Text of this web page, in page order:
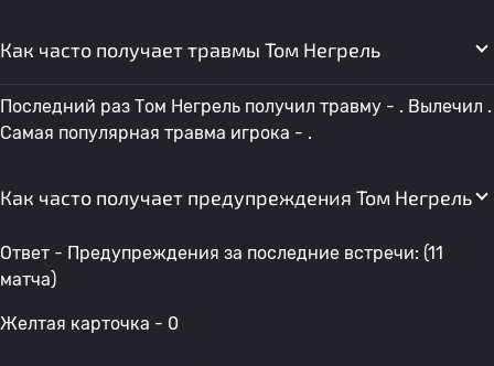
Как часто получает травмы Том Негрель
Последний раз Том Негрель получил травму - . Вылечил .
Самая популярная травма игрока - .
Как часто получает предупреждения Том Негрель
Ответ - Предупреждения за последние встречи: (11
матча)
Желтая карточка - 0